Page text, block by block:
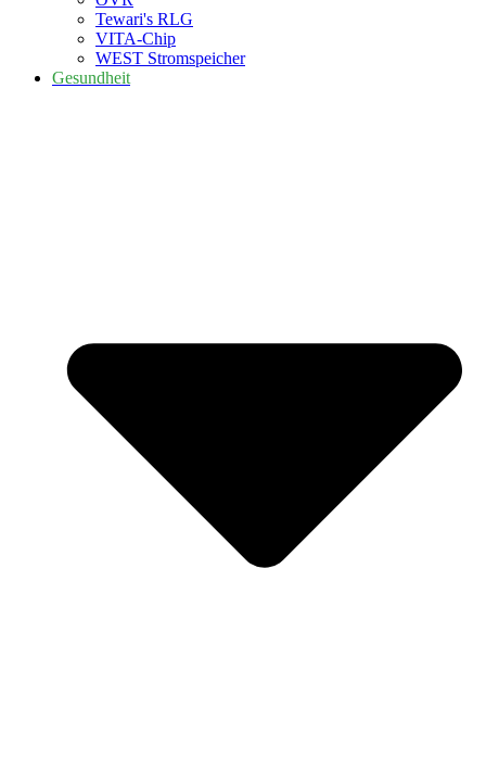
Tewari's RLG
VITA-Chip
WEST Stromspeicher
Gesundheit